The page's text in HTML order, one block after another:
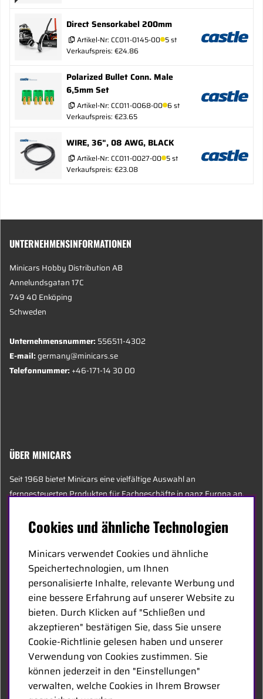
Direct Sensorkabel 200mm
Artikel-Nr: CC011-0145-00 5 st
Verkaufspreis: €24.86
Polarized Bullet Conn. Male
6,5mm Set
Artikel-Nr: CC011-0068-00 6 st
Verkaufspreis: €23.65
WIRE, 36", 08 AWG, BLACK
Artikel-Nr: CC011-0027-00 5 st
Verkaufspreis: €23.08
UNTERNEHMENSINFORMATIONEN
Minicars Hobby Distribution AB
Annelundsgatan 17C
749 40 Enköping
Schweden
Unternehmensnummer:556511-4302
E-mail:germany@minicars.se
Telefonnummer:+46-171-14 30 00
ÜBER MINICARS
Seit 1968 bietet Minicars eine vielfältige Auswahl an
ferngesteuerten Produkten für Fachgeschäfte in ganz Europa an.
Alters, darunter einige der sachkundigsten Experten der Branche,
die sich auf Hobby, Service und Logistik spezialisiert haben.
Der Hauptsitz von Minicars befindet sich in Enköping, strategisch
entlang der E18 zwischen Stockholm und Oslo gelegen.
MINICARS.SE
German
Kontakt
Cookies und ähnliche Technologien
Minicars verwendet Cookies und ähnliche
Speichertechnologien, um Ihnen
personalisierte Inhalte, relevante Werbung und
eine bessere Erfahrung auf unserer Website zu
bieten. Durch Klicken auf "Schließen und
akzeptieren" bestätigen Sie, dass Sie unsere
Cookie-Richtlinie gelesen haben und unserer
Verwendung von Cookies zustimmen. Sie
können jederzeit in den "Einstellungen"
verwalten, welche Cookies in Ihrem Browser